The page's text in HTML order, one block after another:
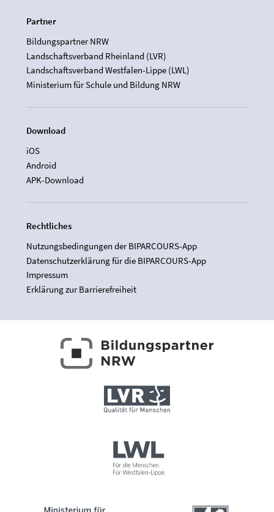
Partner
Bildungspartner NRW
Landschaftsverband Rheinland (LVR)
Landschaftsverband Westfalen-Lippe (LWL)
Ministerium für Schule und Bildung NRW
Download
iOS
Android
APK-Download
Rechtliches
Nutzungsbedingungen der BIPARCOURS-App
Datenschutzerklärung für die BIPARCOURS-App
Impressum
Erklärung zur Barrierefreiheit